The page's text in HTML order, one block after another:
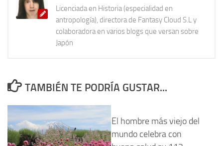
Licenciada en Historia (especialidad en
antropología), directora de Fantasy Cloud S.L y
colaboradora en varios blogs que versan sobre
Japón
TAMBIÉN TE PODRÍA GUSTAR...
El hombre más viejo del
mundo celebra con